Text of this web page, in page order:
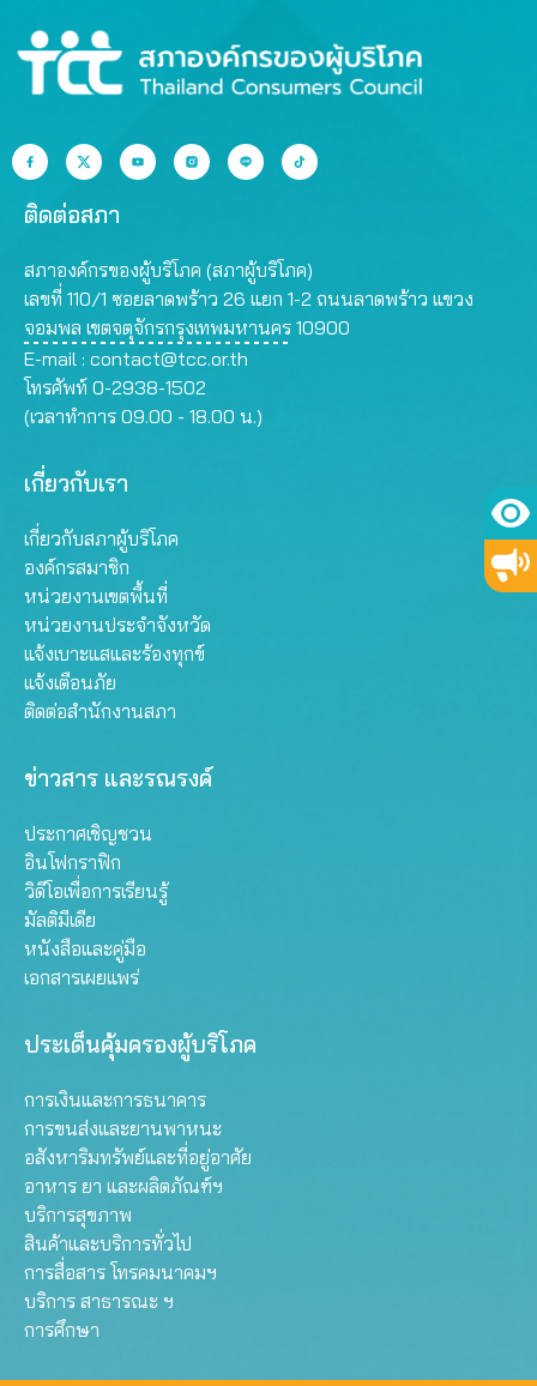
ติดต่อสภา
สภาองค์กรของผู้บริโภค (สภาผู้บริโภค)
เลขที่ 110/1 ซอยลาดพร้าว 26 แยก 1-2 ถนนลาดพร้าว แขวง
จอมพล เขตจตุจักรกรุงเทพมหานคร 10900
E-mail : contact@tcc.or.th
โทรศัพท์ 0-2938-1502
(เวลาทำการ 09.00 - 18.00 น.)
เกี่ยวกับเรา
เกี่ยวกับสภาผู้บริโภค
องค์กรสมาชิก
หน่วยงานเขตพื้นที่
หน่วยงานประจำจังหวัด
แจ้งเบาะแสและร้องทุกข์
แจ้งเตือนภัย
ติดต่อสำนักงานสภา
ข่าวสาร และรณรงค์
ประกาศเชิญชวน
อินโฟกราฟิก
วิดีโอเพื่อการเรียนรู้
มัลติมีเดีย
หนังสือและคู่มือ
เอกสารเผยแพร่
ประเด็นคุ้มครองผู้บริโภค
การเงินและการธนาคาร
การขนส่งและยานพาหนะ
อสังหาริมทรัพย์และที่อยู่อาศัย
อาหาร ยา และผลิตภัณฑ์ฯ
บริการสุขภาพ
สินค้าและบริการทั่วไป
การสื่อสาร โทรคมนาคมฯ
บริการ สาธารณะ ฯ
การศึกษา